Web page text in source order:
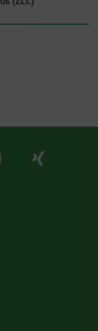
Facebook
Zu